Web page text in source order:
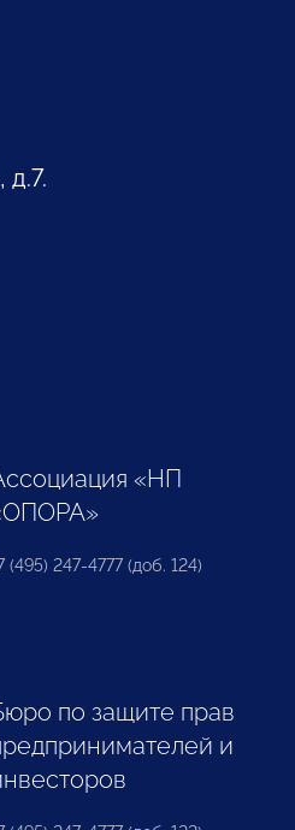
д.7.
«НП
(495) 247-4777 (доб. 124)
по защите прав
и